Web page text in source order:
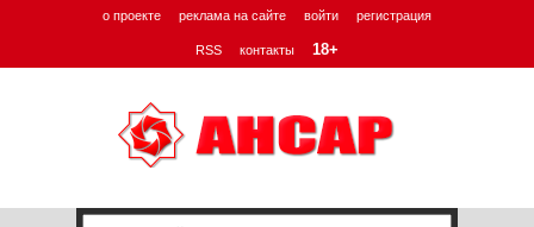
о проекте реклама на сайте войти регистрация
RSS контакты 18+